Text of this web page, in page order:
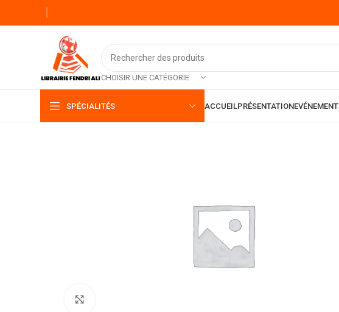
CHOISIR UNE CATÉGORIE
SPÉCIALITÉS ACCUEILPRÉSENTATION